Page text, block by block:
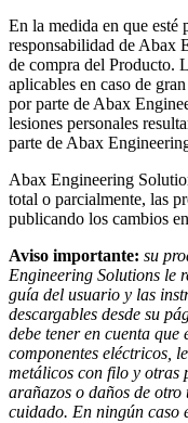
En la medida en que
responsabilidad de Abax
de compra del Producto.
aplicables en caso de
por parte de Abax
lesiones personales
parte de Abax
Abax Engineering
total o parcialmente, las
publicando los cambios
Aviso importante: su
Engineering Solutions le
guía del usuario y las
descargables desde su
debe tener en cuenta
componentes eléctricos,
metálicos con filo y otras
arañazos o daños de
cuidado. En ningún caso